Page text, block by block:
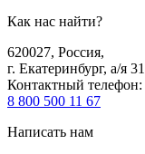
Как нас найти?
620027, Россия,
г. Екатеринбург, а/я
Контактный телефон:
8 800 500 11 67
Написать нам